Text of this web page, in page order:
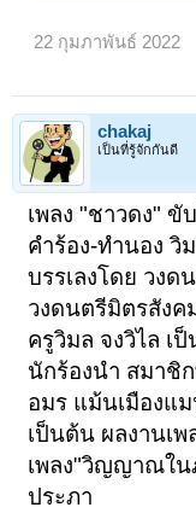
22 กุมภาพันธ์ 2022
chakaj
เป็นที่รู้จักกันดี
เพลง "ชาวดง" ขั
คำร้อง-ทำนอง วิ
บรรเลงโดย วงด
วงดนตรีมิตรสังค
ครูวิมล จงวิไล เ
นักร้องนำ สมาชิ
อมร แม้นเมืองแ
เป็นต้น ผลงานเ
เพลง"วิญญาณใน
ประภา